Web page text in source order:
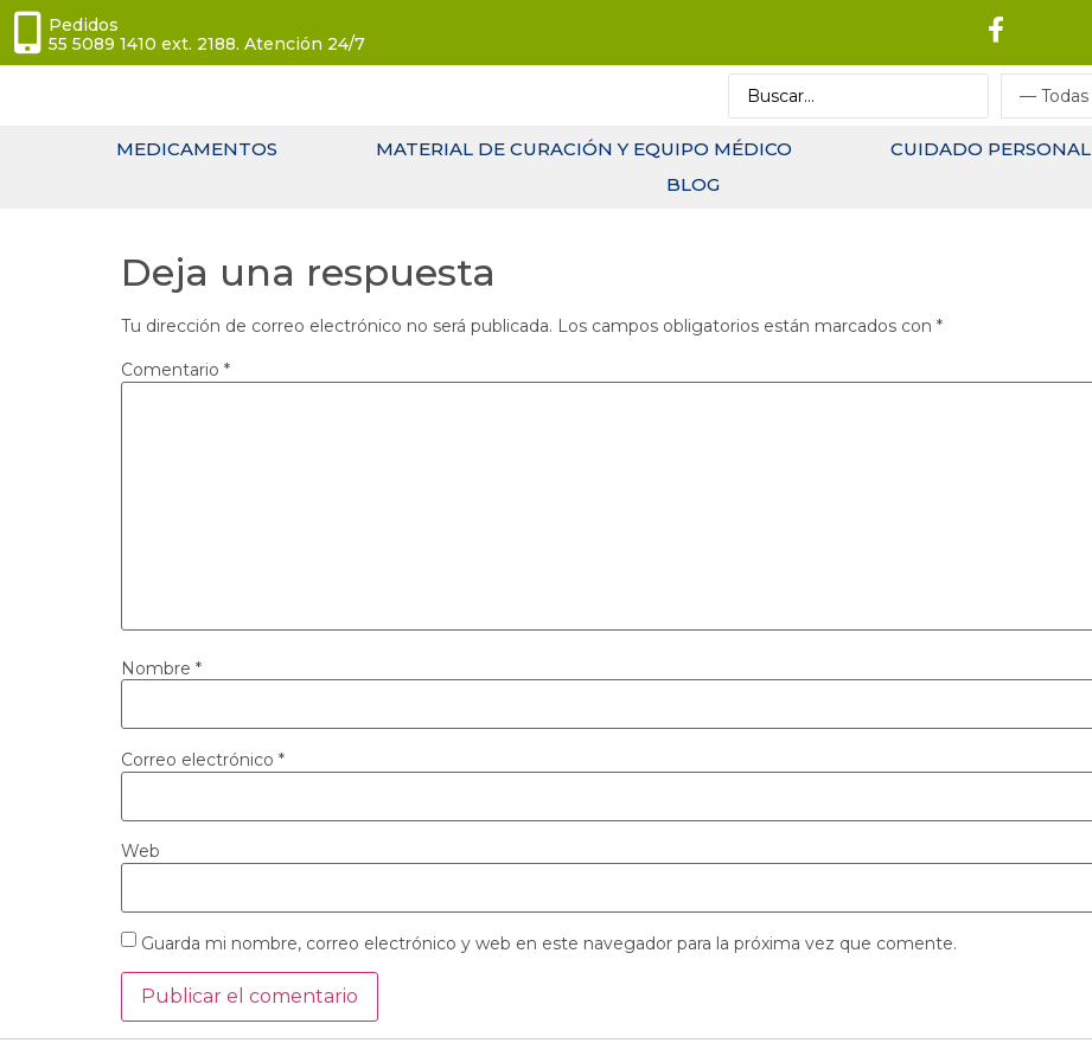
Pedidos
55 5089 1410 ext. 2188. Atención 24/7
MEDICAMENTOS MATERIAL DE CURACIÓN Y EQUIPO MÉDICO CUIDADO PERSONAL
BLOG
Deja una respuesta
Tu dirección de correo electrónico no será publicada. Los campos obligatorios están marcados con *
Comentario *
Nombre *
Correo electrónico *
Web
Guarda mi nombre, correo electrónico y web en este navegador para la próxima vez que comente.